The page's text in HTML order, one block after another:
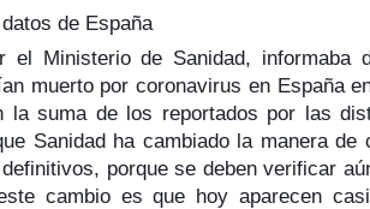
de España
el Ministerio de Sanidad, informaba
muerto por coronavirus en España
la suma de los reportados por las
Sanidad ha cambiado la manera
porque se deben verificar
cambio es que hoy aparecen